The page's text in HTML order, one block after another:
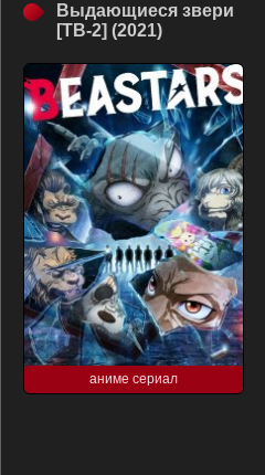
Выдающиеся звери
[ТВ-2] (2021)
аниме сериал